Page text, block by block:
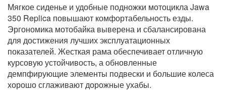
Мягкое сиденье и удобные подножки мотоцикла Jawa
350 Replica повышают комфортабельность езды.
Эргономика мотобайка выверена и сбалансирована
для достижения лучших эксплуатационных
показателей. Жесткая рама обеспечивает отличную
курсовую устойчивость, а обновленные
демпфирующие элементы подвески и большие колеса
хорошо сглаживают дорожные ухабы.